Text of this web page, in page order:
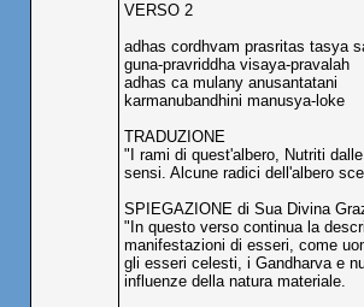
VERSO 2
adhas cordhvam prasritas tasya
guna-pravriddha visaya-pravalah
adhas ca mulany anusantatani
karmanubandhini manusya-loke
TRADUZIONE
"I rami di quest'albero, Nutriti
sensi. Alcune radici dell'albero
SPIEGAZIONE di Sua Divina
"In questo verso continua la
manifestazioni di esseri, come
gli esseri celesti, i Gandharva e
influenze della natura materiale.